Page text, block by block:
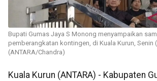
Bupati Gumas Jaya S Monong menyampaikan
pemberangkatan kontingen, di Kuala Kurun, Senin
(ANTARA/Chandra)
Kuala Kurun (ANTARA) - Kabupaten